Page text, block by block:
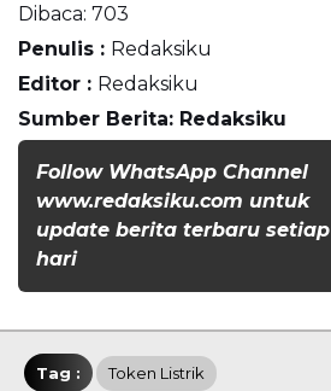
Dibaca: 703
Penulis : Redaksiku
Editor : Redaksiku
Sumber Berita: Redaksiku
Follow WhatsApp Channel
www.redaksiku.com untuk
update berita terbaru setiap
hari
Tag : Token Listrik